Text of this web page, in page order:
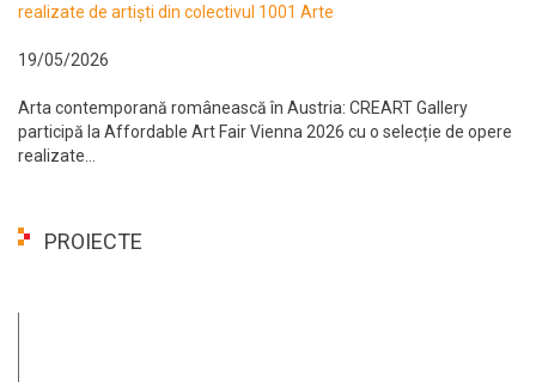
realizate de artiști din colectivul 1001 Arte
19/05/2026
Arta contemporană românească în Austria: CREART Gallery
participă la Affordable Art Fair Vienna 2026 cu o selecție de opere
realizate...
PROIECTE